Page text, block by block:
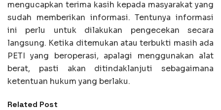
mengucapkan terima kasih kepada masyarakat yang
sudah memberikan informasi. Tentunya informasi
ini perlu untuk dilakukan pengecekan secara
langsung. Ketika ditemukan atau terbukti masih ada
PETI yang beroperasi, apalagi menggunakan alat
berat, pasti akan ditindaklanjuti sebagaimana
ketentuan hukum yang berlaku.
Related Post